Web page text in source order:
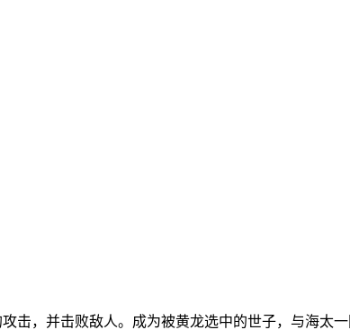
击，并击败敌人。成为被黄龙选中的世子，与海太